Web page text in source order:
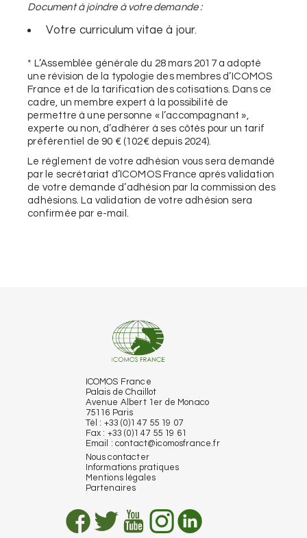
Document à joindre à votre demande :
Votre curriculum vitae à jour.
* L’Assemblée générale du 28 mars 2017 a adopté
une révision de la typologie des membres d’ICOMOS
France et de la tarification des cotisations. Dans ce
cadre, un membre expert à la possibilité de
permettre à une personne « l’accompagnant »,
experte ou non, d’adhérer à ses côtés pour un tarif
préférentiel de 90 € (102€ depuis 2024).
Le règlement de votre adhésion vous sera demandé
par le secrétariat d’ICOMOS France après validation
de votre demande d’adhésion par la commission des
adhésions. La validation de votre adhésion sera
confirmée par e-mail.
ICOMOS France
Palais de Chaillot
Avenue Albert 1er de Monaco
75116 Paris
Tél : +33 (0)1 47 55 19 07
Fax : +33 (0)1 47 55 19 61
Email : contact@icomosfrance.fr
Nous contacter
Informations pratiques
Mentions légales
Partenaires